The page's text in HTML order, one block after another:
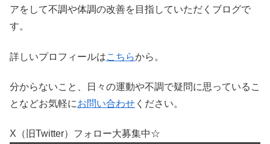
アをして不調や体調の改善を目指していただくブログで
す。
詳しいプロフィールはこちらから。
分からないこと、日々の運動や不調で疑問に思っているこ
となどお気軽にお問い合わせ ください。
X（旧Twitter）フォロー大募集中☆